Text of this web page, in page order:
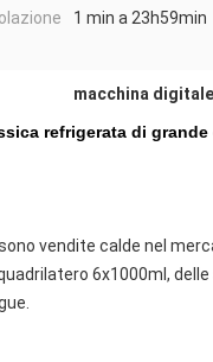
1 min a 23h59min
macchina
refrigerata di
vendite calde nel
6x1000ml,